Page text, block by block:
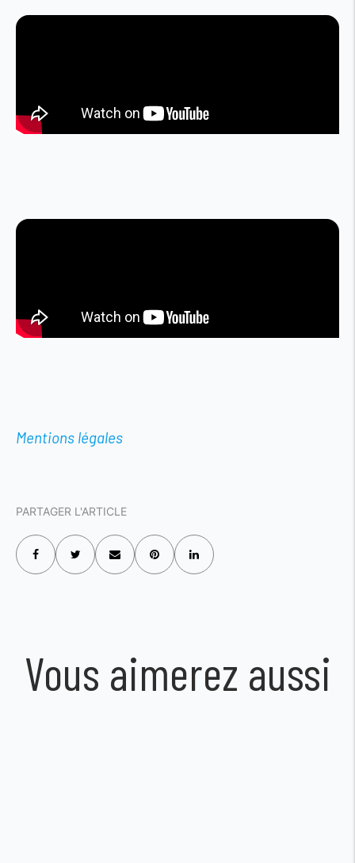
Mentions légales
PARTAGER L'ARTICLE
Vous aimerez aussi